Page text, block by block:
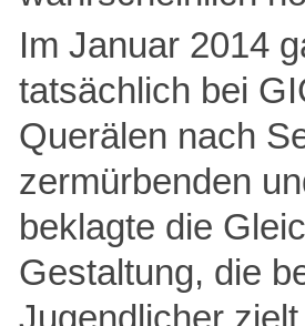
Im Januar 2014
tatsächlich bei
Querälen nach
zermürbenden
beklagte die
Gestaltung, die